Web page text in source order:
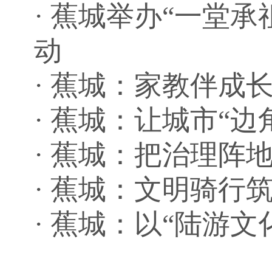
· 蕉城举办“一堂承
动
· 蕉城：家教伴成
· 蕉城：让城市“边
· 蕉城：把治理阵
· 蕉城：文明骑行
· 蕉城：以“陆游文